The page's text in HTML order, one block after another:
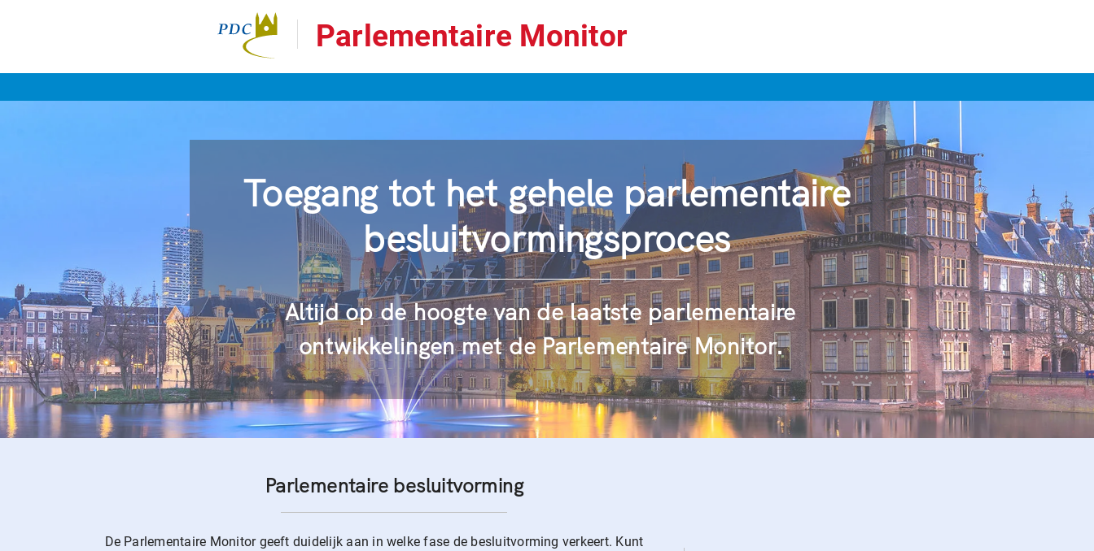
Parlementaire Monitor
Toegang tot het gehele parlementaire
besluitvormingsproces
Altijd op de hoogte van de laatste parlementaire
ontwikkelingen met de Parlementaire Monitor.
Parlementaire besluitvorming
De Parlementaire Monitor geeft duidelijk aan in welke fase de besluitvorming verkeert. Kunt